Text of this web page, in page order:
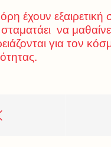
έχουν εξαιρετική
να
για τον